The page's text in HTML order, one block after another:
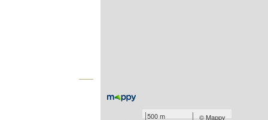
500 m ©Mappy